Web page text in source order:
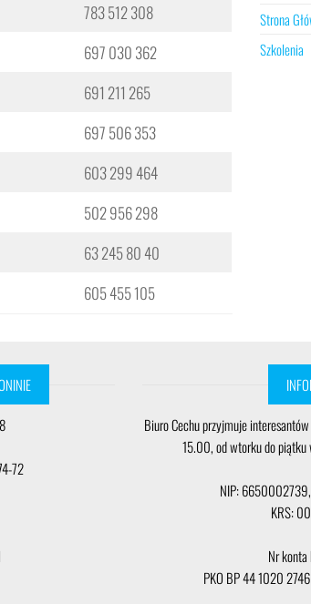
783 512 308
697 030 362
691 211 265
697 506 353
603 299 464
502 956 298
63 245 80 40
605 455 105
Strona
Szkolenia
72
Biuro Cechu przyjmuje
15.00, od wtorku do
NIP:
KRS:
Nr
PKO BP 44 1020